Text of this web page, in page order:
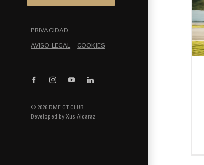
PRIVACIDAD
AVISO LEGAL COOKIES
FacebookInstagramYouTubeLinkedIn
© 2026 DME GT CLUB
Developed by Xus Alcaraz